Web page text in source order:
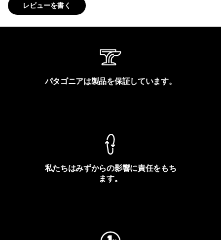
レビューを書く
パタゴニアは製品を保証しています。
私たちはみずからの影響に責任をもち
ます。